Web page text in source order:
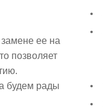
ее на
позволяет
будем рады